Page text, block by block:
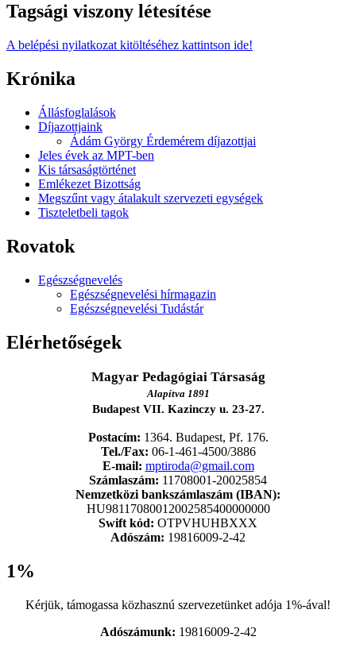
Tagsági viszony létesítése
A belépési nyilatkozat kitöltéséhez kattintson ide!
Krónika
Állásfoglalások
Díjazottjaink
Ádám György Érdemérem díjazottjai
Jeles évek az MPT-ben
Kis társaságtörténet
Emlékezet Bizottság
Megszűnt vagy átalakult szervezeti egységek
Tiszteletbeli tagok
Rovatok
Egészségnevelés
Egészségnevelési hírmagazin
Egészségnevelési Tudástár
Elérhetőségek
Magyar Pedagógiai Társaság
Alapítva 1891
Budapest VII. Kazinczy u. 23-27.
Postacím: 1364. Budapest, Pf. 176.
Tel./Fax: 06-1-461-4500/3886
E-mail: mptiroda@gmail.com
Számlaszám: 11708001-20025854
Nemzetközi bankszámlaszám (IBAN):
HU98117080012002585400000000
Swift kód: OTPVHUHBXXX
Adószám: 19816009-2-42
1%
Kérjük, támogassa közhasznú szervezetünket adója 1%-ával!
Adószámunk: 19816009-2-42